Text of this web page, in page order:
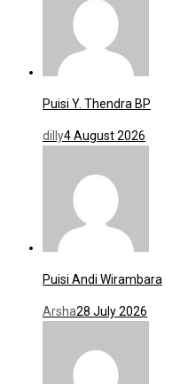
Puisi Y. Thendra BP
dilly4 August 2026
Puisi Andi Wirambara
Arsha28 July 2026